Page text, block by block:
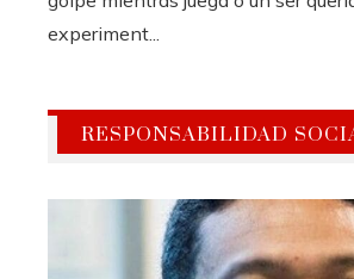
experiment...
RESPONSABILIDAD